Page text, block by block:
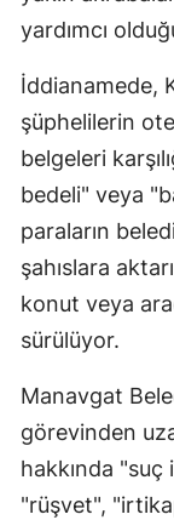
yardımcı
İddianamede,
şüphelilerin
belgeleri
bedeli" veya
paraların
şahıslara
konut veya
sürülüyor.
Manavgat
görevinden
hakkında "suç
"rüşvet",